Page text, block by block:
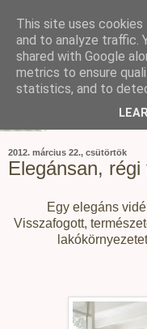
2012. március 22., csütörtök
Elegánsan,
Egy elegáns
Visszafogott,
This site uses
and to analyze traffic.
shared with Google
metrics to ensure
statistics, and to